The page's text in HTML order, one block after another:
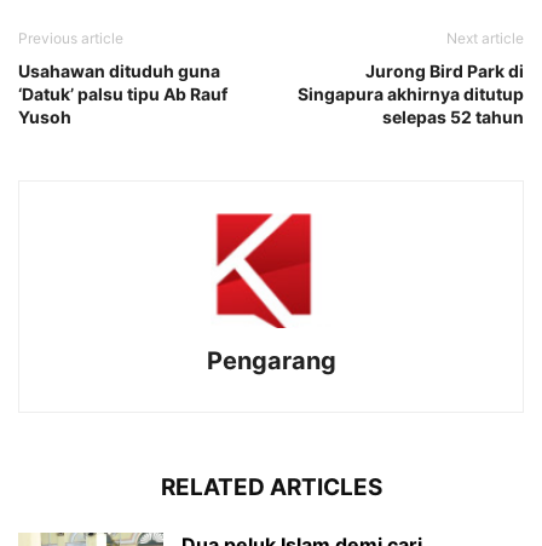
Previous article
Usahawan dituduh guna
‘Datuk’ palsu tipu Ab Rauf
Yusoh
Next article
Jurong Bird Park di
Singapura akhirnya ditutup
selepas 52 tahun
Pengarang
RELATED ARTICLES